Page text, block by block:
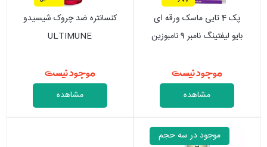
پک 4 تایی ماسک ورقه ای
بایو لیفتینگ نامبر 9 نامبوزین
موجود نیست
مشاهده
کنسانتره ضد چروک شیسیدو
ULTIMUNE
موجود نیست
مشاهده
موجود در سه حجم